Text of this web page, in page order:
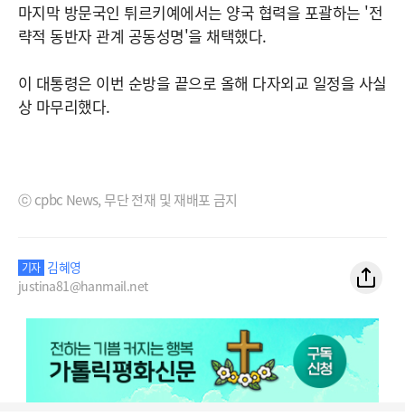
마지막 방문국인 튀르키예에서는 양국 협력을 포괄하는 '전
략적 동반자 관계 공동성명'을 채택했다.
이 대통령은 이번 순방을 끝으로 올해 다자외교 일정을 사실
상 마무리했다.
ⓒ cpbc News, 무단 전재 및 재배포 금지
기자 김혜영
justina81@hanmail.net